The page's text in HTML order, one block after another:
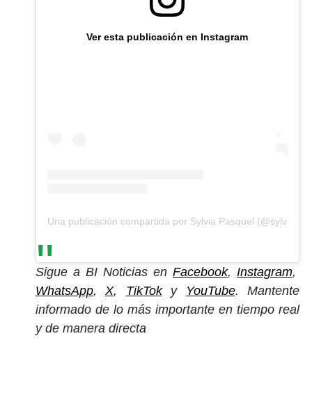
Ver esta publicación en Instagram
Una publicación compartida por Sylvia Pasquel
Sigue a BI Noticias en Facebook, Instagram,
WhatsApp,X, TikToky YouTube. Mantente
informado de lo más importante en tiempo real
y de manera directa